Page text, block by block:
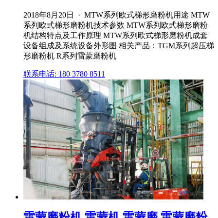
2018年8月20日 · MTW系列欧式梯形磨粉机用途 MTW
系列欧式梯形磨粉机技术参数 MTW系列欧式梯形磨粉
机结构特点及工作原理 MTW系列欧式梯形磨粉机成套
设备组成及系统设备外形图 相关产品：TGM系列超压梯
形磨粉机 R系列雷蒙磨粉机
联系电话: 180 3780 8511